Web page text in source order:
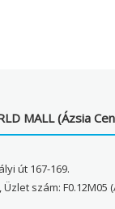
MALL (Ázsia
út 167-169.
Üzlet szám: F0.12M05